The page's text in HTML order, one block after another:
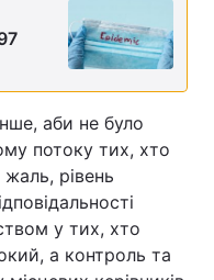
аби не було
потоку тих, хто
рівень
у тих, хто
а контроль та